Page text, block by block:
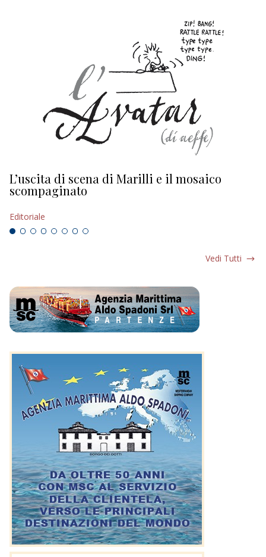
L’uscita di scena di Marilli e il mosaico
scompaginato
Editoriale
Vedi Tutti